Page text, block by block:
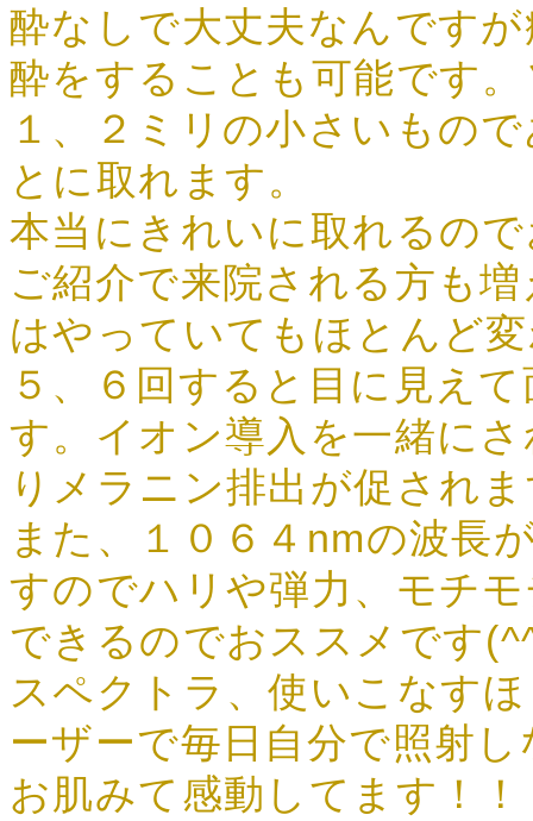
酔なしで大丈夫なんです
酔をすることも可能です
１、２ミリの小さいもの
とに取れます。
本当にきれいに取れるの
ご紹介で来院される方も
はやっていてもほとんど
５、６回すると目に見え
す。イオン導入を一緒に
りメラニン排出が促され
また、１０６４nmの波長
すのでハリや弾力、モチ
できるのでおススメです
スペクトラ、使いこなす
ーザーで毎日自分で照射
お肌みて感動してます！！